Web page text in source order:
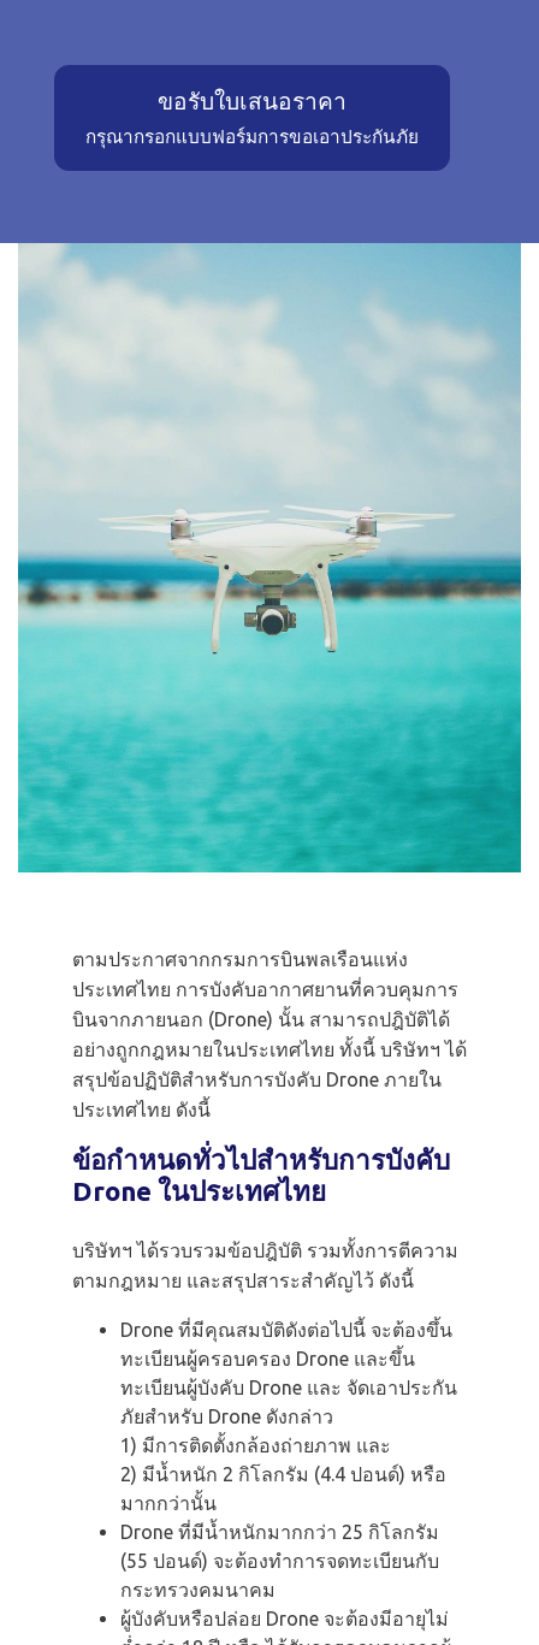
ขอรับใบเสนอราคา
กรุณากรอกแบบฟอร์มการขอเอาประกันภัย
ตามประกาศจากกรมการบินพลเรือนแห่ง
ประเทศไทย การบังคับอากาศยานที่ควบคุมการ
บินจากภายนอก (Drone) นั้น สามารถปฎิบัติได้
อย่างถูกกฎหมายในประเทศไทย ทั้งนี้ บริษัทฯ ได้
สรุปข้อปฏิบัติสำหรับการบังคับ Drone ภายใน
ประเทศไทย ดังนี้
ข้อกำหนดทั่วไปสำหรับการบังคับ
Drone ในประเทศไทย
บริษัทฯ ได้รวบรวมข้อปฎิบัติ รวมทั้งการตีความ
ตามกฎหมาย และสรุปสาระสำคัญไว้ ดังนี้
Drone ที่มีคุณสมบัติดังต่อไปนี้ จะต้องขึ้น
ทะเบียนผู้ครอบครอง Drone และขึ้น
ทะเบียนผู้บังคับ Drone และ จัดเอาประกัน
ภัยสำหรับ Drone ดังกล่าว
1) มีการติดตั้งกล้องถ่ายภาพ และ
2) มีน้ำหนัก 2 กิโลกรัม (4.4 ปอนด์) หรือ
มากกว่านั้น
Drone ที่มีน้ำหนักมากกว่า 25 กิโลกรัม
(55 ปอนด์) จะต้องทำการจดทะเบียนกับ
กระทรวงคมนาคม
ผู้บังคับหรือปล่อย Drone จะต้องมีอายุไม่